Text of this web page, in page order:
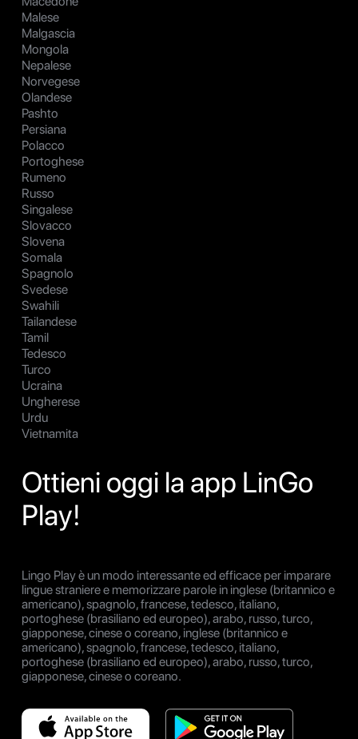
Malese
Malgascia
Mongola
Nepalese
Norvegese
Olandese
Pashto
Persiana
Polacco
Portoghese
Rumeno
Russo
Singalese
Slovacco
Slovena
Somala
Spagnolo
Svedese
Swahili
Tailandese
Tamil
Tedesco
Turco
Ucraina
Ungherese
Urdu
Vietnamita
Ottieni oggi la app LinGo
Play!
Lingo Play è un modo interessante ed efficace per imparare
lingue straniere e memorizzare parole in inglese (britannico e
americano), spagnolo, francese, tedesco, italiano,
portoghese (brasiliano ed europeo), arabo, russo, turco,
giapponese, cinese o coreano, inglese (britannico e
americano), spagnolo, francese, tedesco, italiano,
portoghese (brasiliano ed europeo), arabo, russo, turco,
giapponese, cinese o coreano.